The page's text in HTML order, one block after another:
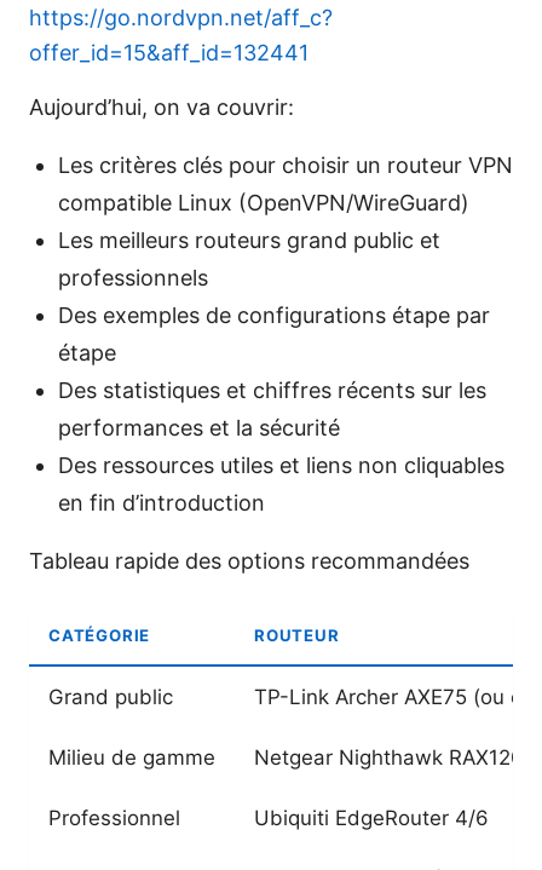
https://go.nordvpn.net/aff_c?
offer_id=15&aff_id=132441
Aujourd’hui, on va couvrir:
Les critères clés pour choisir un routeur VPN
compatible Linux (OpenVPN/WireGuard)
Les meilleurs routeurs grand public et
professionnels
Des exemples de configurations étape par
étape
Des statistiques et chiffres récents sur les
performances et la sécurité
Des ressources utiles et liens non cliquables
en fin d’introduction
Tableau rapide des options recommandées
CATÉGORIE ROUTEUR
Grand public TP-Link Archer AXE75 (ou
Milieu de gamme Netgear Nighthawk RAX120
Professionnel Ubiquiti EdgeRouter 4/6